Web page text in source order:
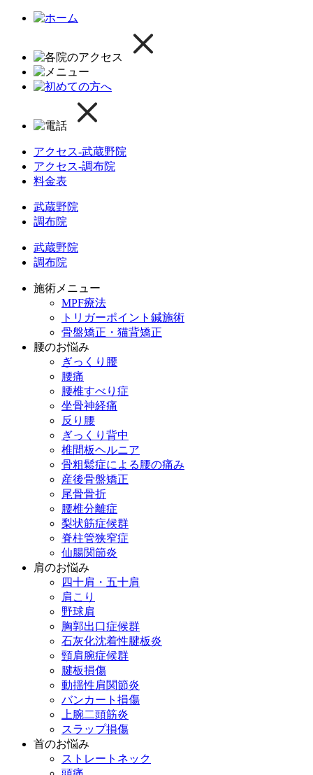
アクセス-武蔵野院
アクセス-調布院
料金表
武蔵野院
調布院
武蔵野院
調布院
施術メニュー
MPF療法
トリガーポイント鍼施術
骨盤矯正・猫背矯正
腰のお悩み
ぎっくり腰
腰痛
腰椎すべり症
坐骨神経痛
反り腰
ぎっくり背中
椎間板ヘルニア
骨粗鬆症による腰の痛み
産後骨盤矯正
尾骨骨折
腰椎分離症
梨状筋症候群
脊柱管狭窄症
仙腸関節炎
肩のお悩み
四十肩・五十肩
肩こり
野球肩
胸郭出口症候群
石灰化沈着性腱板炎
頸肩腕症候群
腱板損傷
動揺性肩関節炎
バンカート損傷
上腕二頭筋炎
スラップ損傷
首のお悩み
ストレートネック